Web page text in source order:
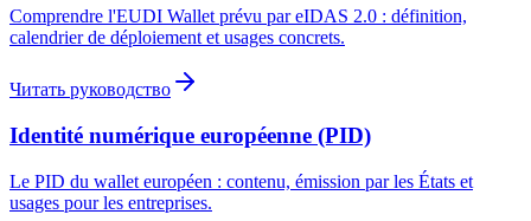
Comprendre l'EUDI Wallet prévu par eIDAS 2.0 : définition,
calendrier de déploiement et usages concrets.
Читать руководство
Identité numérique européenne (PID)
Le PID du wallet européen : contenu, émission par les États et
usages pour les entreprises.